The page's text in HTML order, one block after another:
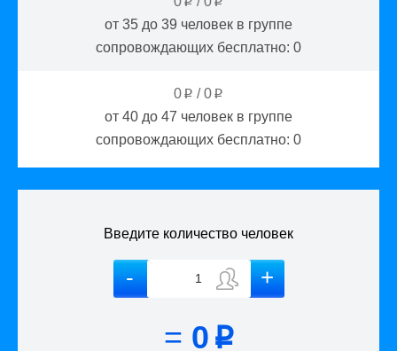
от 35 до 39 человек в группе
сопровождающих бесплатно: 0
0 p /0 p
от 40 до 47 человек в группе
сопровождающих бесплатно: 0
Введите количество человек
= 0 p